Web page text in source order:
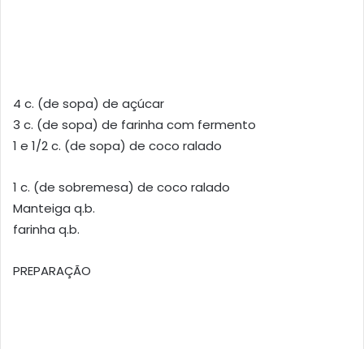
4 c. (de sopa) de açúcar
3 c. (de sopa) de farinha com fermento
1 e 1/2 c. (de sopa) de coco ralado
1 c. (de sobremesa) de coco ralado
Manteiga q.b.
farinha q.b.
PREPARAÇÃO